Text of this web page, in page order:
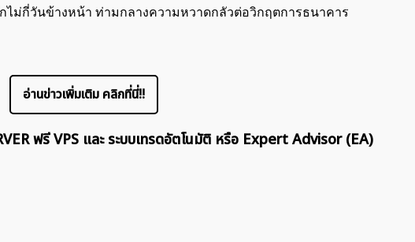
ค้นหา
ม่กี่วันข้างหน้า ท่ามกลางความหวาดกลัวต่อวิกฤตการธนาคาร
อ่านข่าวเพิ่มเติม คลิกที่นี่!!
ฟรี VPS และ ระบบเทรดอัตโนมัติ หรือ Expert Advisor (EA)